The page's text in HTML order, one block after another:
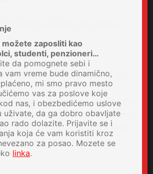
učestvovati:
Humanitarne organizacije
organizacija Dečje srce
organizacija Dečje srce
direktor Srednje zanatske škole
možete zaposliti kao
studenti, penzioneri…
da pomognete sebi i
vam vreme bude dinamično,
mi smo pravo mesto
vas za poslove koje
nas, i obezbedićemo uslove
uživate, da ga dobro obavljate
rado dolazite. Prijavite se i
koja će vam koristiti kroz
za posao. Mozete se
linka.